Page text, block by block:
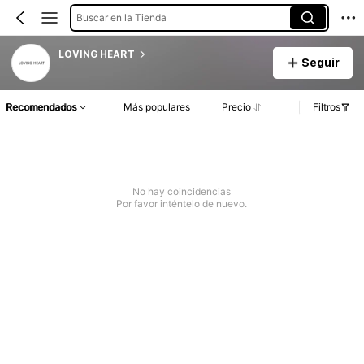
Buscar en la Tienda
LOVING HEART
Seguir
Recomendados Más populares Precio Filtros
No hay coincidencias
Por favor inténtelo de nuevo.